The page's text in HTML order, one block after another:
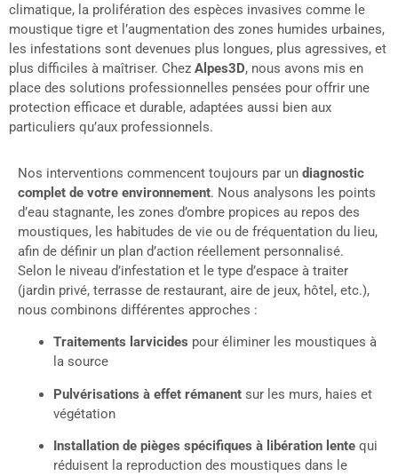
climatique, la prolifération des espèces invasives comme le
moustique tigre et l’augmentation des zones humides urbaines,
les infestations sont devenues plus longues, plus agressives, et
plus difficiles à maîtriser. Chez Alpes3D, nous avons mis en
place des solutions professionnelles pensées pour offrir une
protection efficace et durable, adaptées aussi bien aux
particuliers qu’aux professionnels.
Nos interventions commencent toujours par un diagnostic
complet de votre environnement. Nous analysons les points
d’eau stagnante, les zones d’ombre propices au repos des
moustiques, les habitudes de vie ou de fréquentation du lieu,
afin de définir un plan d’action réellement personnalisé.
Selon le niveau d’infestation et le type d’espace à traiter
(jardin privé, terrasse de restaurant, aire de jeux, hôtel, etc.),
nous combinons différentes approches :
Traitements larvicides pour éliminer les moustiques à
la source
Pulvérisations à effet rémanent sur les murs, haies et
végétation
Installation de pièges spécifiques à libération lente qui
réduisent la reproduction des moustiques dans le